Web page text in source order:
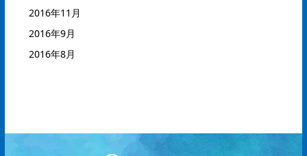
2016年11月
2016年9月
2016年8月